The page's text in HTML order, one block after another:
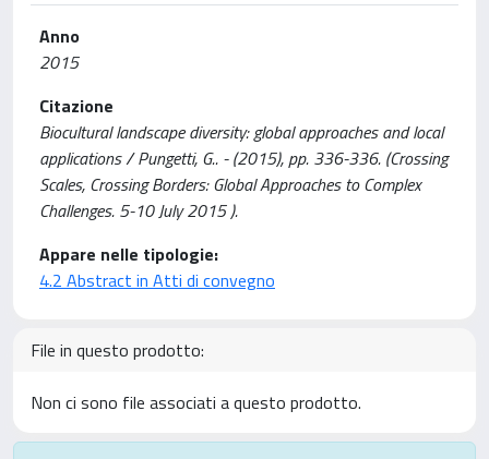
Anno
2015
Citazione
Biocultural landscape diversity: global approaches and local
applications / Pungetti, G.. - (2015), pp. 336-336. (Crossing
Scales, Crossing Borders: Global Approaches to Complex
Challenges. 5-10 July 2015 ).
Appare nelle tipologie:
4.2 Abstract in Atti di convegno
File in questo prodotto:
Non ci sono file associati a questo prodotto.